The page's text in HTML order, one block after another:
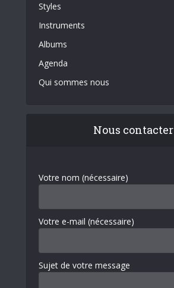
Styles
Instruments
Albums
Agenda
Qui sommes nous
Nous contacter
Votre nom (nécessaire)
Votre e-mail (nécessaire)
Sujet de votre message